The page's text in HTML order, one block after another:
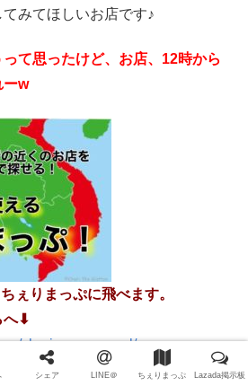
みてほしいお店です♪
て思ったけど、お店、12時から
ーw
ぇりまっぷに飛べます。
へ⬇︎
cherimap-manual/
シェア LINE＠ ちぇりまっぷ Lazada掲示板